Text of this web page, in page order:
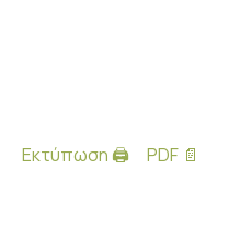
Εκτύπωση 🖨 PDF 📄